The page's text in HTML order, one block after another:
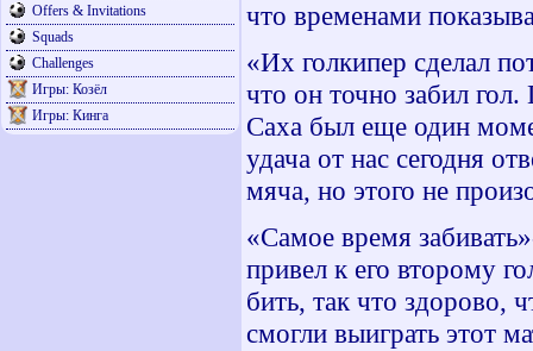
Offers & Invitations
Squads
Challenges
Игры: Козёл
Игры: Кинга
что временами
«Их голкипер сделал
что он точно забил
Саха был еще один
удача от нас сегодня
мяча, но этого не
«Самое время
привел к его второму
бить, так что здорово,
смогли выиграть этот